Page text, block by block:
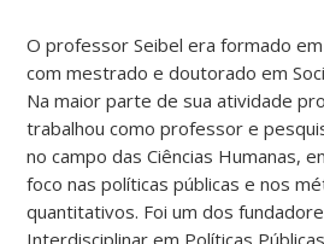
O professor Seibel era formado
com mestrado e doutorado em
Na maior parte de sua atividade
trabalhou como professor e
no campo das Ciências Humanas,
foco nas políticas públicas e nos
quantitativos. Foi um dos
Interdisciplinar em Políticas